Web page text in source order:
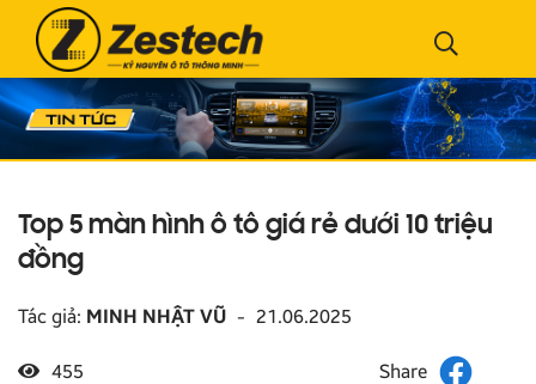
Top 5 màn hình ô tô giá rẻ dưới 10 triệu
đồng
Tác giả: MINH NHẬT VŨ - 21.06.2025
455